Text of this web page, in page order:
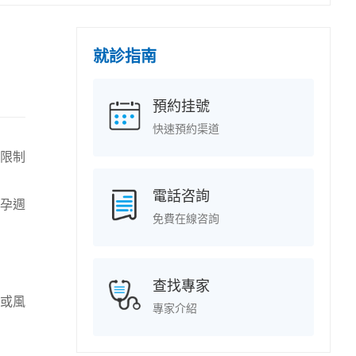
制
週
風
就診指南
預約挂號
快速預約渠道
電話咨詢
免費在線咨詢
查找專家
專家介紹